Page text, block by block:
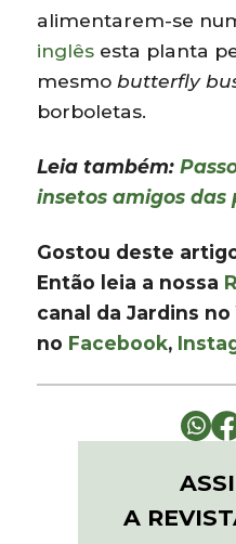
alimentarem-se
inglês esta planta
mesmo butterfly
borboletas.
Leia também:
insetos amigos das
Gostou deste
Então leia a nossa
canal da Jardins no
no Facebook,
A